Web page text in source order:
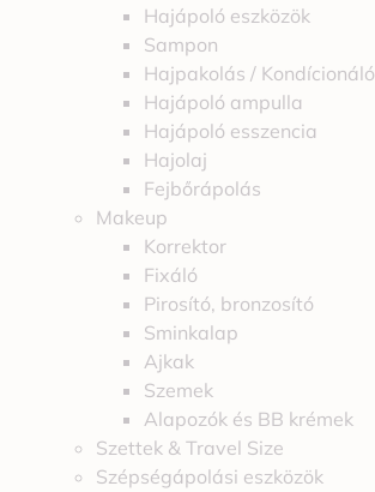
Hajápoló eszközök
Sampon
Hajpakolás / Kondícionáló
Hajápoló ampulla
Hajápoló esszencia
Hajolaj
Fejbőrápolás
Makeup
Korrektor
Fixáló
Pirosító, bronzosító
Sminkalap
Ajkak
Szemek
Alapozók és BB krémek
Szettek & Travel Size
Szépségápolási eszközök